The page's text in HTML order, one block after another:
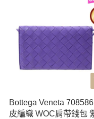
Bottega Veneta 708586 羊
皮編織 WOC肩帶錢包 紫藤